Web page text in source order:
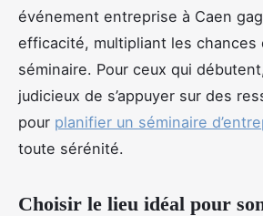
événement entreprise à Caen
efficacité, multipliant les chances
séminaire. Pour ceux qui
judicieux de s’appuyer sur des
pour planifier un séminaire
toute sérénité.
Choisir le lieu idéal pour